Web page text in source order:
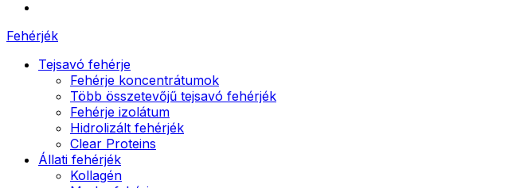
Fehérjék
Tejsavó fehérje
Fehérje koncentrátumok
Több összetevőjű tejsavó fehérjék
Fehérje izolátum
Hidrolizált fehérjék
Clear Proteins
Állati fehérjék
Kollagén